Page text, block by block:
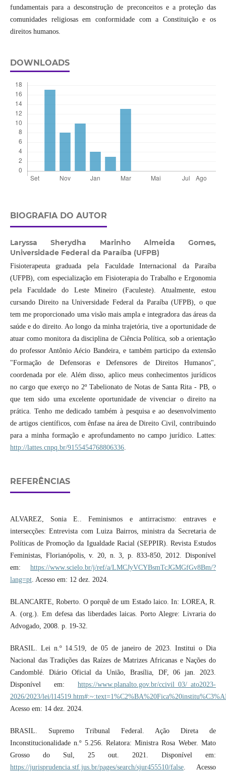
fundamentais para a desconstrução de preconceitos e a proteção das
comunidades religiosas em conformidade com a Constituição e os
direitos humanos.
DOWNLOADS
BIOGRAFIA DO AUTOR
Laryssa Sherydha Marinho Almeida Gomes,
Universidade Federal da Paraíba (UFPB)
Fisioterapeuta graduada pela Faculdade Internacional da Paraíba
(UFPB), com especialização em Fisioterapia do Trabalho e Ergonomia
pela Faculdade do Leste Mineiro (Faculeste). Atualmente, estou
cursando Direito na Universidade Federal da Paraíba (UFPB), o que
tem me proporcionado uma visão mais ampla e integradora das áreas da
saúde e do direito. Ao longo da minha trajetória, tive a oportunidade de
atuar como monitora da disciplina de Ciência Política, sob a orientação
do professor Antônio Aécio Bandeira, e também participo da extensão
"Formação de Defensoras e Defensores de Direitos Humanos",
coordenada por ele. Além disso, aplico meus conhecimentos jurídicos
no cargo que exerço no 2º Tabelionato de Notas de Santa Rita - PB, o
que tem sido uma excelente oportunidade de vivenciar o direito na
prática. Tenho me dedicado também à pesquisa e ao desenvolvimento
de artigos científicos, com ênfase na área de Direito Civil, contribuindo
para a minha formação e aprofundamento no campo jurídico. Lattes:
http://lattes.cnpq.br/9155454768806336.
REFERÊNCIAS
ALVAREZ, Sonia E.. Feminismos e antirracismo: entraves e
intersecções: Entrevista com Luiza Bairros, ministra da Secretaria de
Políticas de Promoção da Igualdade Racial (SEPPIR). Revista Estudos
Feministas, Florianópolis, v. 20, n. 3, p. 833-850, 2012. Disponível
em:https://www.scielo.br/j/ref/a/LMCJyVCYBsmTcJGMGfGv8Bm/?
lang=pt. Acesso em: 12 dez. 2024.
BLANCARTE, Roberto. O porquê de um Estado laico. In: LOREA, R.
A. (org.). Em defesa das liberdades laicas. Porto Alegre: Livraria do
Advogado, 2008. p. 19-32.
BRASIL. Lei n.º 14.519, de 05 de janeiro de 2023. Institui o Dia
Nacional das Tradições das Raízes de Matrizes Africanas e Nações do
Candomblé. Diário Oficial da União, Brasília, DF, 06 jan. 2023.
Disponível em:https://www.planalto.gov.br/ccivil_03/_ato2023-
2026/2023/lei/
Acesso em: 14 dez. 2024.
BRASIL. Supremo Tribunal Federal. Ação Direta de
Inconstitucionalidade n.º 5.256. Relatora: Ministra Rosa Weber. Mato
Grosso do Sul, 25 out. 2021. Disponível em:
https://jurisprudencia.stf.jus.br/pages/search/sjur455510/false. Acesso